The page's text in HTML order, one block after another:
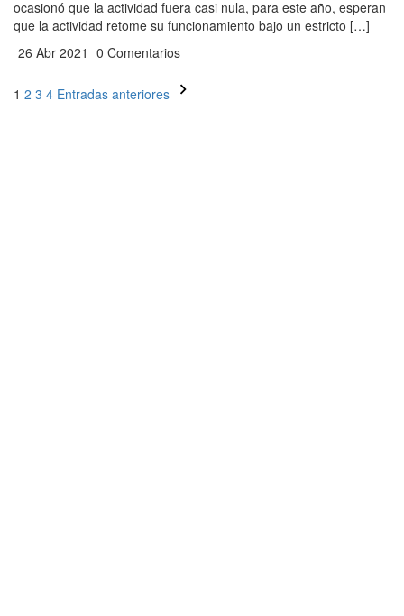
ocasionó que la actividad fuera casi nula, para este año, esperan
que la actividad retome su funcionamiento bajo un estricto […]
26 Abr 2021 0 Comentarios
Paginación
1 2 3 4 Entradas anteriores